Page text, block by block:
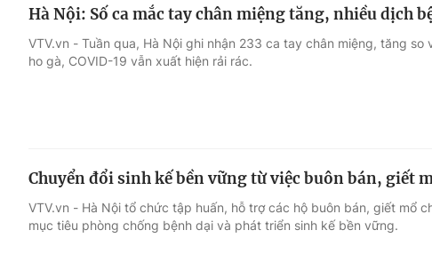
Hà Nội: Số ca mắc tay chân miệng tăng, nhiều dịch
VTV.vn - Tuần qua, Hà Nội ghi nhận 233 ca tay chân miệng, tăng
ho gà, COVID-19 vẫn xuất hiện rải rác.
Chuyển đổi sinh kế bền vững từ việc buôn bán, giết
VTV.vn - Hà Nội tổ chức tập huấn, hỗ trợ các hộ buôn bán, giết mổ
mục tiêu phòng chống bệnh dại và phát triển sinh kế bền vững.